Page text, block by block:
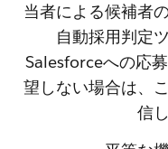
当者による候補者
自動採用判定
Salesforceへの応
望しない場合は、
信